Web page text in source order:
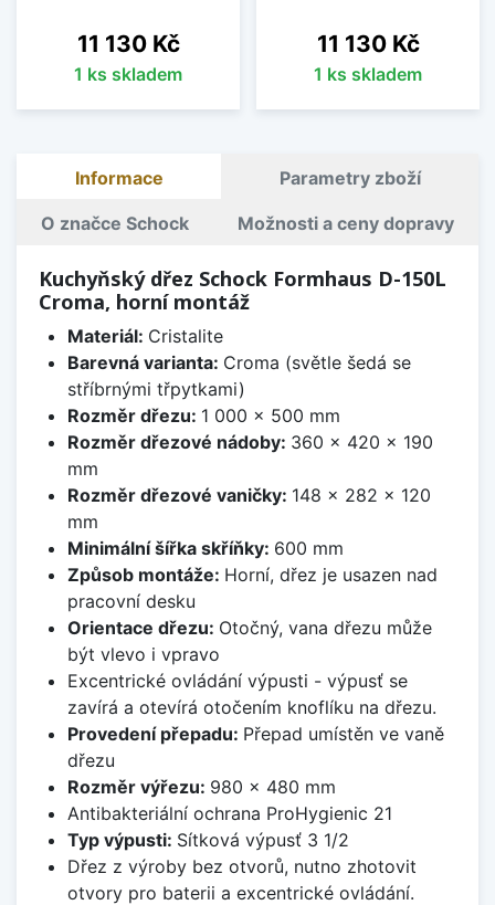
Cena
11 130 Kč
1 ks skladem
Cena
11 130 Kč
1 ks skladem
Informace Parametry zboží
O značce Schock Možnosti a ceny dopravy
Kuchyňský dřez Schock Formhaus D-150L
Croma, horní montáž
Materiál: Cristalite
Barevná varianta: Croma (světle šedá se
stříbrnými třpytkami)
Rozměr dřezu: 1 000 x 500 mm
Rozměr dřezové nádoby: 360 x 420 x 190
mm
Rozměr dřezové vaničky: 148 x 282 x 120
mm
Minimální šířka skříňky: 600 mm
Způsob montáže: Horní, dřez je usazen nad
pracovní desku
Orientace dřezu: Otočný, vana dřezu může
být vlevo i vpravo
Excentrické ovládání výpusti - výpusť se
zavírá a otevírá otočením knoflíku na dřezu.
Provedení přepadu: Přepad umístěn ve vaně
dřezu
Rozměr výřezu: 980 x 480 mm
Antibakteriální ochrana ProHygienic 21
Typ výpusti: Sítková výpusť 3 1/2
Dřez z výroby bez otvorů, nutno zhotovit
otvory pro baterii a excentrické ovládání.